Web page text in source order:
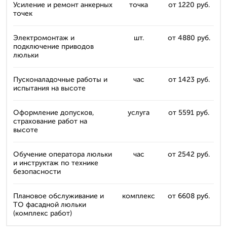
Усиление и ремонт анкерных
точек
точка от 1220 руб.
Электромонтаж и
подключение приводов
люльки
шт. от 4880 руб.
Пусконаладочные работы и
испытания на высоте
час от 1423 руб.
Оформление допусков,
страхование работ на
высоте
услуга от 5591 руб.
Обучение оператора люльки
и инструктаж по технике
безопасности
час от 2542 руб.
Плановое обслуживание и
ТО фасадной люльки
(комплекс работ)
комплекс от 6608 руб.